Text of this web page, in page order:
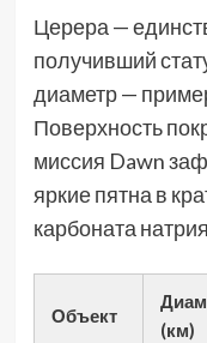
Церера —
получивший
диаметр —
Поверхность
миссия Dawn
яркие пятна в
карбоната
Объект
(км)